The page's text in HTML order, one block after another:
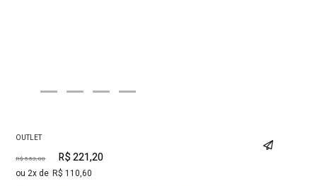
OUTLET
R$ 553,00 R$ 221,20
2 R$ 110,60